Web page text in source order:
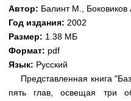
Аккредитационные тесты
Методические
Научно-популярное
Статьи
Автор: Балинт М., Боковиков
Год издания: 2002
Размер: 1.38 МБ
Формат: pdf
Язык: Русский
Представленная книга
пять глав, освещая три